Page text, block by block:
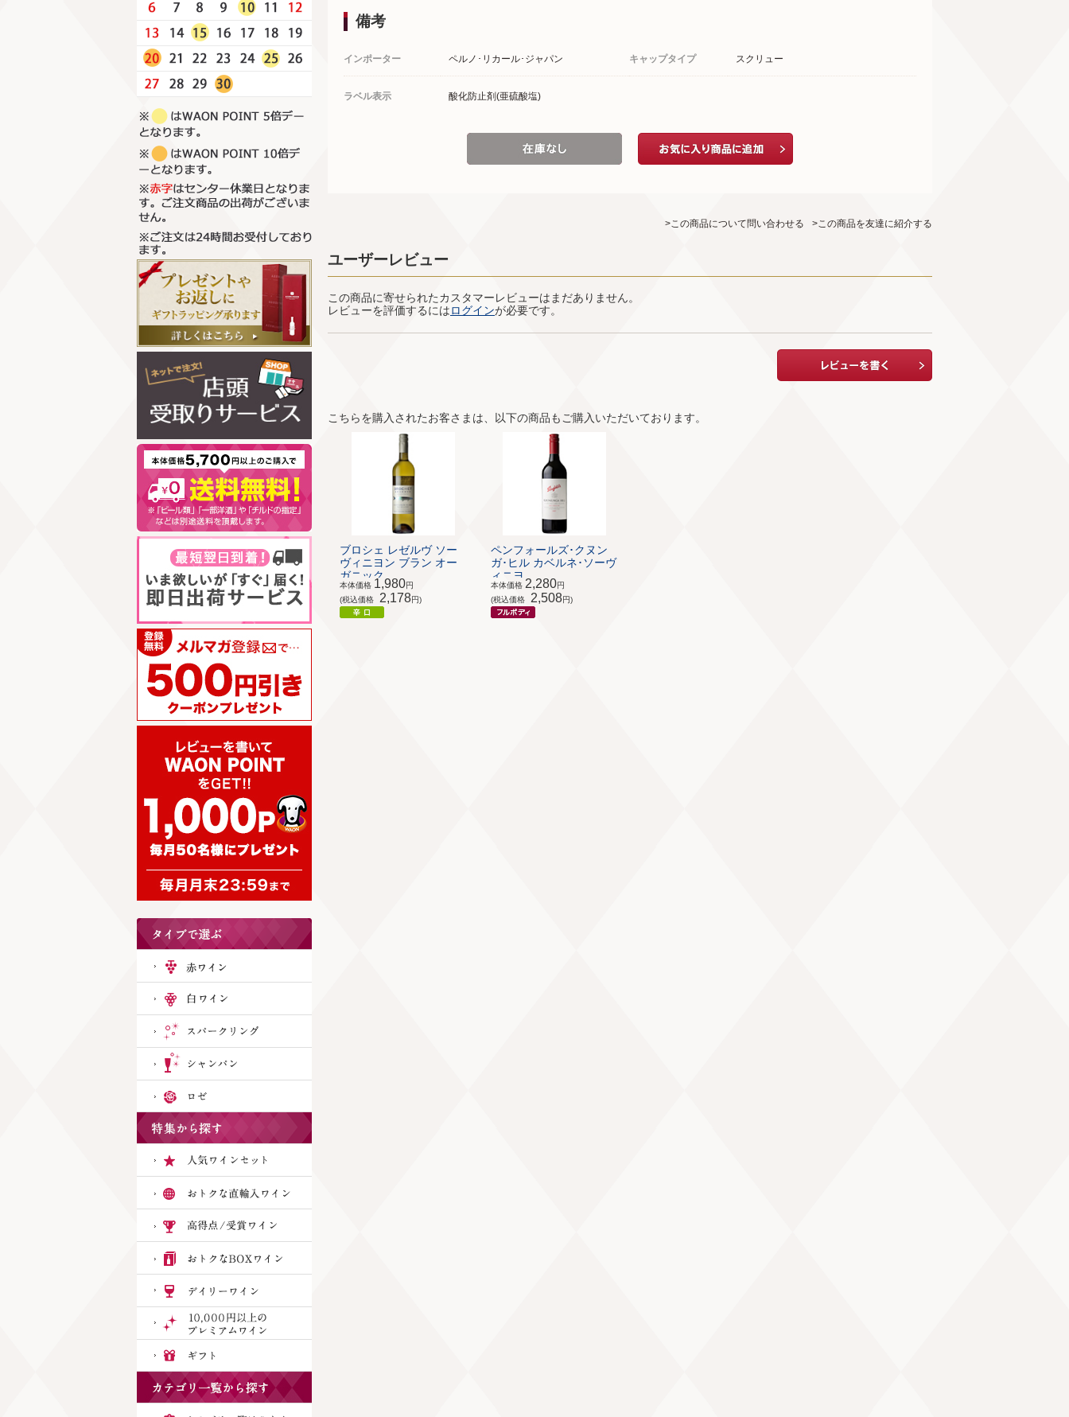
備考
インポーター ペルノ･リカール･ジャパン キャップタイプ スクリュー
ラベル表示 酸化防止剤(亜硫酸塩)
>この商品について問い合わせる >この商品を友達に紹介する
ユーザーレビュー
この商品に寄せられたカスタマーレビューはまだありません。
レビューを評価するにはログインが必要です。
こちらを購入されたお客さまは、以下の商品もご購入いただいております。
ブロシェ レゼルヴ ソー
ヴィニヨン ブラン オー
ガニック...
本体価格 1,980円
(税込価格
2,178円)
ペンフォールズ･クヌン
ガ･ヒル カベルネ･ソーヴ
ィニヨ...
本体価格 2,280円
(税込価格
2,508円)